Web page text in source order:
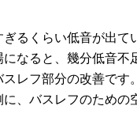
るくらい低音が出て
なると、幾分低音不
スレフ部分の改善です
、バスレフのための